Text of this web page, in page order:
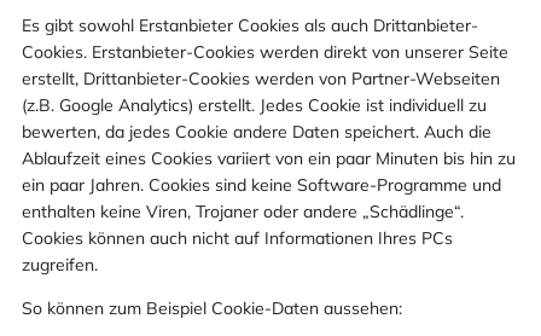
Es gibt sowohl Erstanbieter Cookies als auch Drittanbieter-
Cookies. Erstanbieter-Cookies werden direkt von unserer Seite
erstellt, Drittanbieter-Cookies werden von Partner-Webseiten
(z.B. Google Analytics) erstellt. Jedes Cookie ist individuell zu
bewerten, da jedes Cookie andere Daten speichert. Auch die
Ablaufzeit eines Cookies variiert von ein paar Minuten bis hin zu
ein paar Jahren. Cookies sind keine Software-Programme und
enthalten keine Viren, Trojaner oder andere „Schädlinge“.
Cookies können auch nicht auf Informationen Ihres PCs
zugreifen.
So können zum Beispiel Cookie-Daten aussehen: